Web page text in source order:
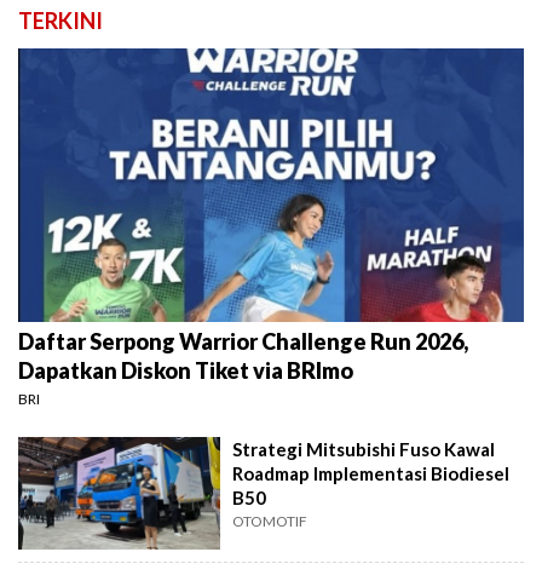
TERKINI
Daftar Serpong Warrior Challenge Run 2026,
Dapatkan Diskon Tiket via BRImo
BRI
Strategi Mitsubishi Fuso Kawal
Roadmap Implementasi Biodiesel
B50
OTOMOTIF